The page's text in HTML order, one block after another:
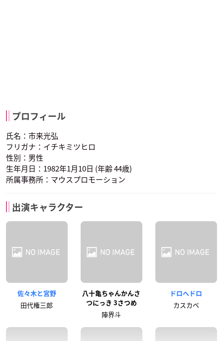
プロフィール
氏名：市来光弘
フリガナ：イチキミツヒロ
性別：男性
生年月日：1982年1月10日 (年齢 44歳)
所属事務所：マウスプロモーション
出演キャラクター
佐々木と宮野
田代権三郎
八十亀ちゃんかんさ
つにっき 3さつめ
陣界斗
ドロヘドロ
カスカベ